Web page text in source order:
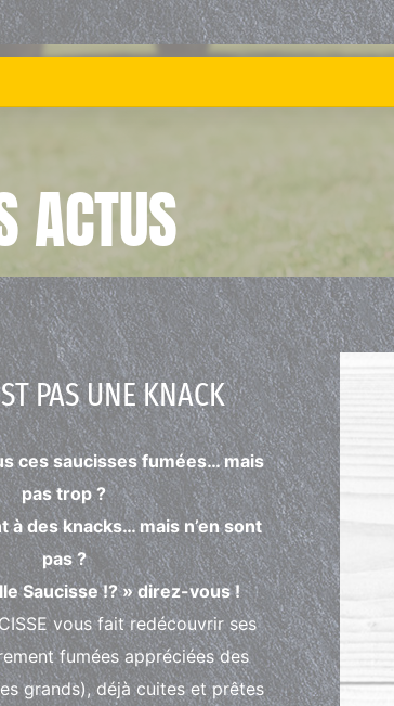
ACTUS
PAS UNE KNACK
ces saucisses fumées… mais
pas trop ?
à des knacks… mais n’en sont
pas ?
Saucisse !? » direz-vous !
vous fait redécouvrir ses
fumées appréciées des
grands), déjà cuites et prêtes